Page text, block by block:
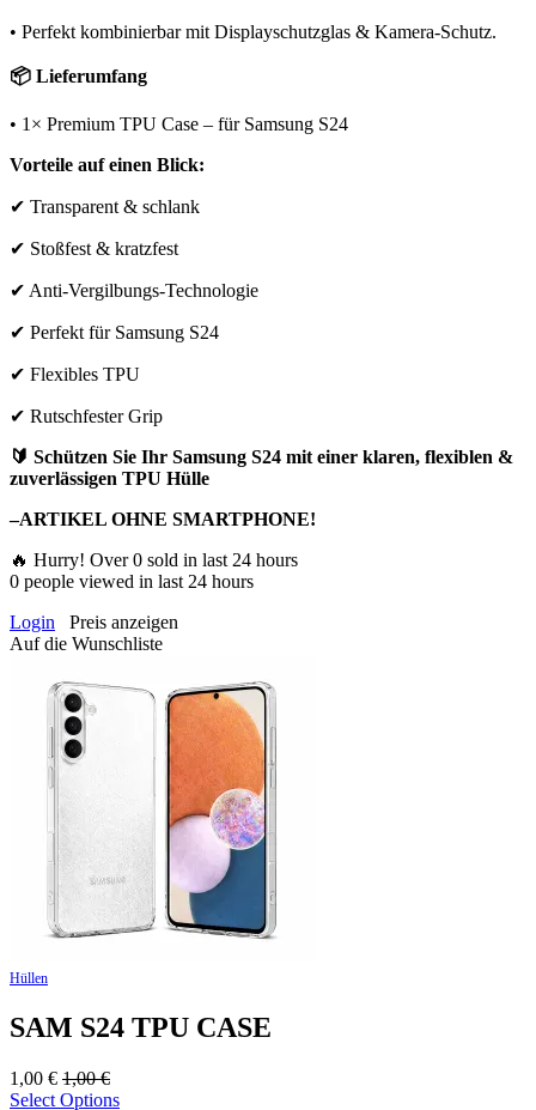
• Perfekt kombinierbar mit Displayschutzglas & Kamera-Schutz.
📦 Lieferumfang
• 1× Premium TPU Case – für Samsung S24
Vorteile auf einen Blick:
✔ Transparent & schlank
✔ Stoßfest & kratzfest
✔ Anti-Vergilbungs-Technologie
✔ Perfekt für Samsung S24
✔ Flexibles TPU
✔ Rutschfester Grip
🔰 Schützen Sie Ihr Samsung S24 mit einer klaren, flexiblen &
zuverlässigen TPU Hülle
–ARTIKEL OHNE SMARTPHONE!
🔥 Hurry! Over0 sold in last 24 hours
0 people viewed in last 24 hours
Login
Preis anzeigen
Auf die Wunschliste
Hüllen
SAM S24 TPU CASE
1,00 € 1,00€
Select Options